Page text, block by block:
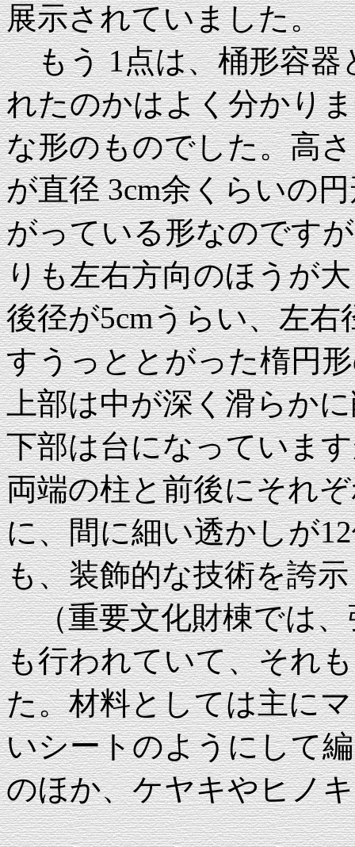
展示されていました。
もう 1点は、桶形容器
れたのかはよく分かり
な形のものでした。高
が直径 3cm余くらいの
がっている形なのです
りも左右方向のほうが
後径が5cmうらい、左
すうっととがった楕円
上部は中が深く滑らか
下部は台になっていま
両端の柱と前後にそれ
に、間に細い透かしが
も、装飾的な技術を誇
（重要文化財棟では、
も行われていて、それ
た。材料としては主に
いシートのようにして
のほか、ケヤキやヒノ